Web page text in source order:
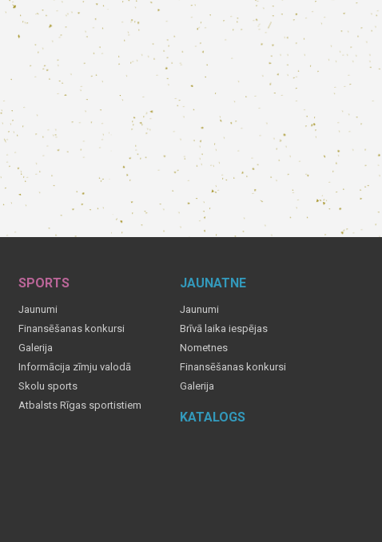
SPORTS
Jaunumi
Finansēšanas konkursi
Galerija
Informācija zīmju valodā
Skolu sports
Atbalsts Rīgas sportistiem
JAUNATNE
Jaunumi
Brīvā laika iespējas
Nometnes
Finansēšanas konkursi
Galerija
KATALOGS